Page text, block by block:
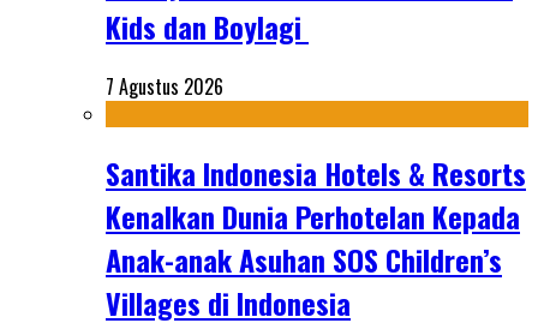
Kids dan Boylagi
7 Agustus 2026
Santika Indonesia Hotels & Resorts
Kenalkan Dunia Perhotelan Kepada
Anak-anak Asuhan SOS Children’s
Villages di Indonesia